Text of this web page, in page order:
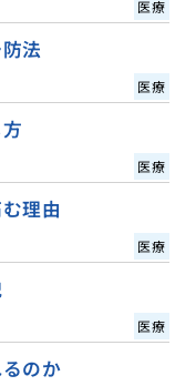
医療
法
医療
医療
理由
医療
医療
のか